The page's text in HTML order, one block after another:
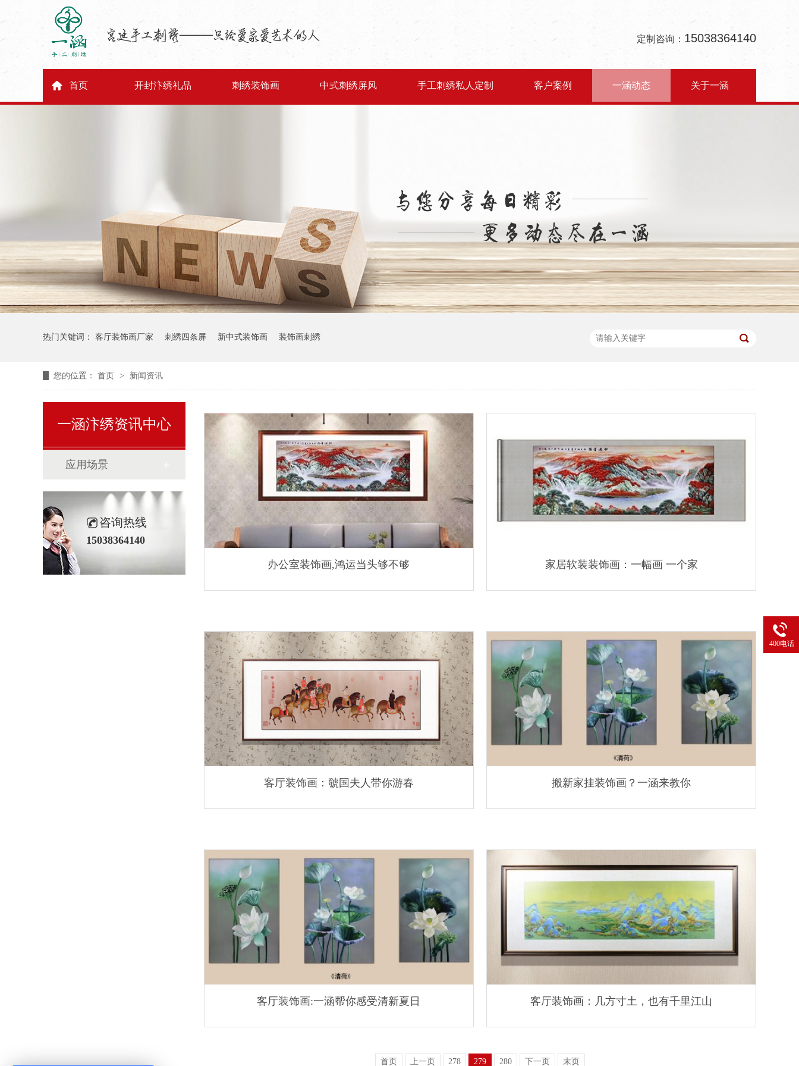
定制咨询： 15038364140
首页 开封汴绣礼品 刺绣装饰画 中式刺绣屏风 手工刺绣私人定制 客户案例 一涵动态 关于一涵
热门关键词： 客厅装饰画厂家 刺绣四条屏 新中式装饰画 装饰画刺绣
您的位置： 首页 > 新闻资讯
一涵汴绣资讯中心
应用场景
咨询热线
15038364140
办公室装饰画,鸿运当头够不够 家居软装装饰画：一幅画 一个家
客厅装饰画：虢国夫人带你游春 搬新家挂装饰画？一涵来教你
客厅装饰画:一涵帮你感受清新夏日 客厅装饰画：几方寸土，也有千里江山
首页 上一页 278 279 280 下一页 末页
400电话